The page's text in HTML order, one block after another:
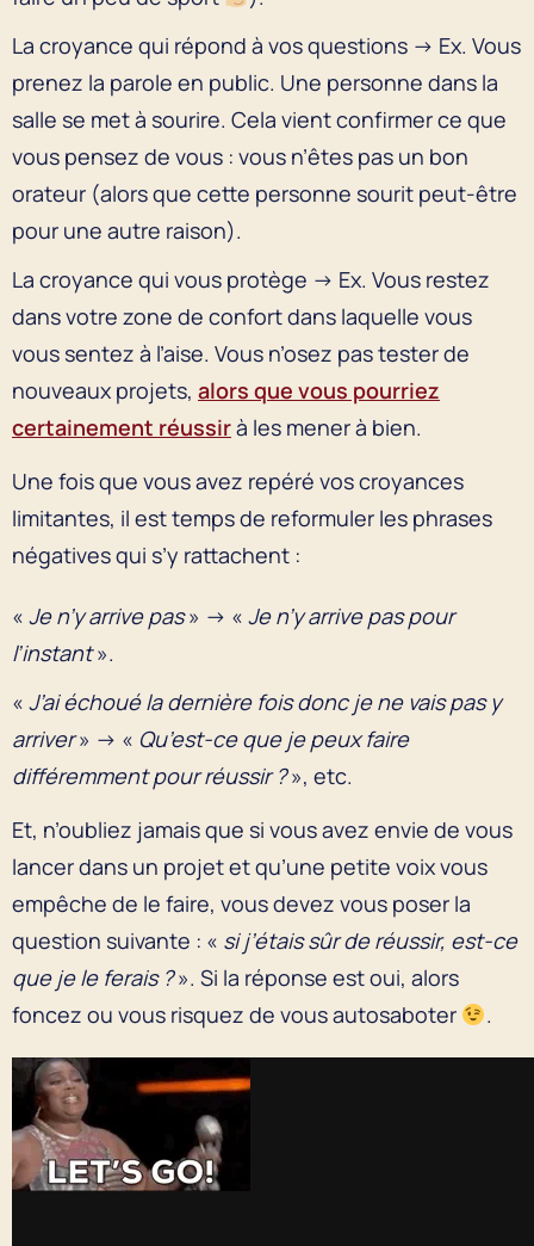
La croyance qui répond à vos questions → Ex. Vous
prenez la parole en public. Une personne dans la
salle se met à sourire. Cela vient confirmer ce que
vous pensez de vous : vous n’êtes pas un bon
orateur (alors que cette personne sourit peut-être
pour une autre raison).
La croyance qui vous protège → Ex. Vous restez
dans votre zone de confort dans laquelle vous
vous sentez à l’aise. Vous n’osez pas tester de
nouveaux projets, alors que vous pourriez
certainement réussirà les mener à bien.
Une fois que vous avez repéré vos croyances
limitantes, il est temps de reformuler les phrases
négatives qui s’y rattachent :
« Je n’y arrive pas» → « Je n’y arrive pas pour
l’instant».
« J’ai échoué la dernière fois donc je ne vais pas y
arriver» → « Qu’est-ce que je peux faire
différemment pour réussir ?», etc.
Et, n’oubliez jamais que si vous avez envie de vous
lancer dans un projet et qu’une petite voix vous
empêche de le faire, vous devez vous poser la
question suivante : « si j’étais sûr de réussir, est-ce
que je le ferais ?». Si la réponse est oui, alors
foncez ou vous risquez de vous autosaboter
.